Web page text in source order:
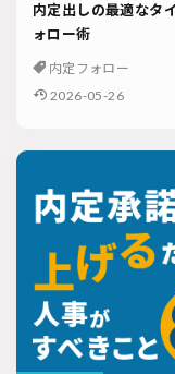
内定出しの最適なタ
ォロー術
内定フォロー
2026-05-26